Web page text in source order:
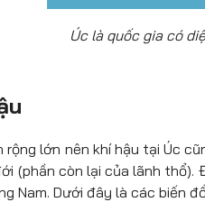
Úc là quốc gia có
rộng lớn nên khí hậu tại Úc
(phần còn lại của lãnh
Nam. Dưới đây là các biến